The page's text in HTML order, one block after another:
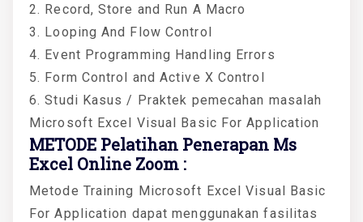
2. Record, Store and Run A Macro
3. Looping And Flow Control
4. Event Programming Handling Errors
5. Form Control and Active X Control
6. Studi Kasus / Praktek pemecahan masalah
Microsoft Excel Visual Basic For Application
METODE Pelatihan Penerapan Ms
Excel Online Zoom :
Metode Training Microsoft Excel Visual Basic
For Application dapat menggunakan fasilitas